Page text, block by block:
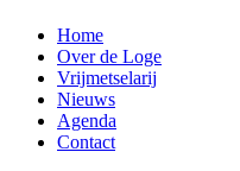
Home
Over de Loge
Vrijmetselarij
Nieuws
Agenda
Contact